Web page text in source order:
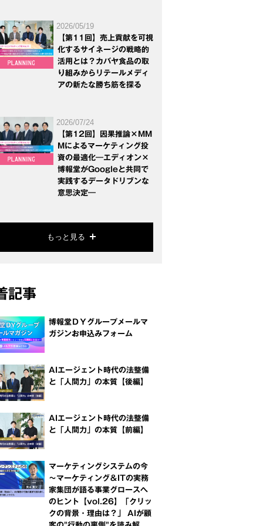
2026/05/19
【第11回】売上貢献を可視
化するサイネージの戦略的
活用とは？カバヤ食品の取
り組みからリテールメディ
アの新たな勝ち筋を探る
2026/07/24
【第12回】因果推論×MM
Mによるマーケティング投
資の最適化―エディオン×
博報堂がGoogleと共同で
実践するデータドリブンな
意思決定―
もっと見る
記事
博報堂ＤＹグループメールマ
ガジンお申込みフォーム
AIエージェント時代の法整備
と「人間力」の本質【後編】
AIエージェント時代の法整備
と「人間力」の本質【前編】
マーケティングシステムの今
～マーケティング＆ITの実務
家集団が語る事業グロースへ
のヒント【vol.26】「クリッ
クの背景・理由は？」 AIが顧